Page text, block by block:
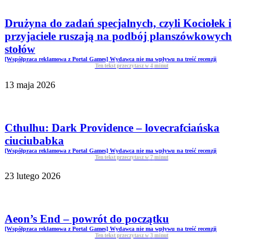
Drużyna do zadań specjalnych, czyli Kociołek i
przyjaciele ruszają na podbój planszówkowych
stołów
[Współpraca reklamowa z Portal Games] Wydawca nie ma wpływu na treść recenzji
Ten tekst przeczytasz w 4 minut
13 maja 2026
Cthulhu: Dark Providence – lovecrafciańska
ciuciubabka
[Współpraca reklamowa z Portal Games] Wydawca nie ma wpływu na treść recenzji
Ten tekst przeczytasz w 7 minut
23 lutego 2026
Aeon’s End – powrót do początku
[Współpraca reklamowa z Portal Games] Wydawca nie ma wpływu na treść recenzji
Ten tekst przeczytasz w 3 minut